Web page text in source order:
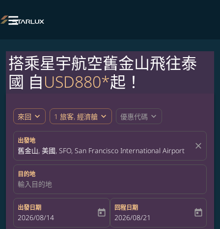

搭乘星宇航空舊金山飛往泰
國 自USD880*起！
來回 expand_more 1 旅客, 經濟艙 expand_more 優惠代碼 expand_more
出發地
舊金山, 美國, SFO, San Francisco International Airport close
目的地
輸入目的地
出發日期
fc-booking-departure-date-aria-label
2026/08/14 today
回程日期
fc-booking-return-date-aria-label
2026/08/21 today